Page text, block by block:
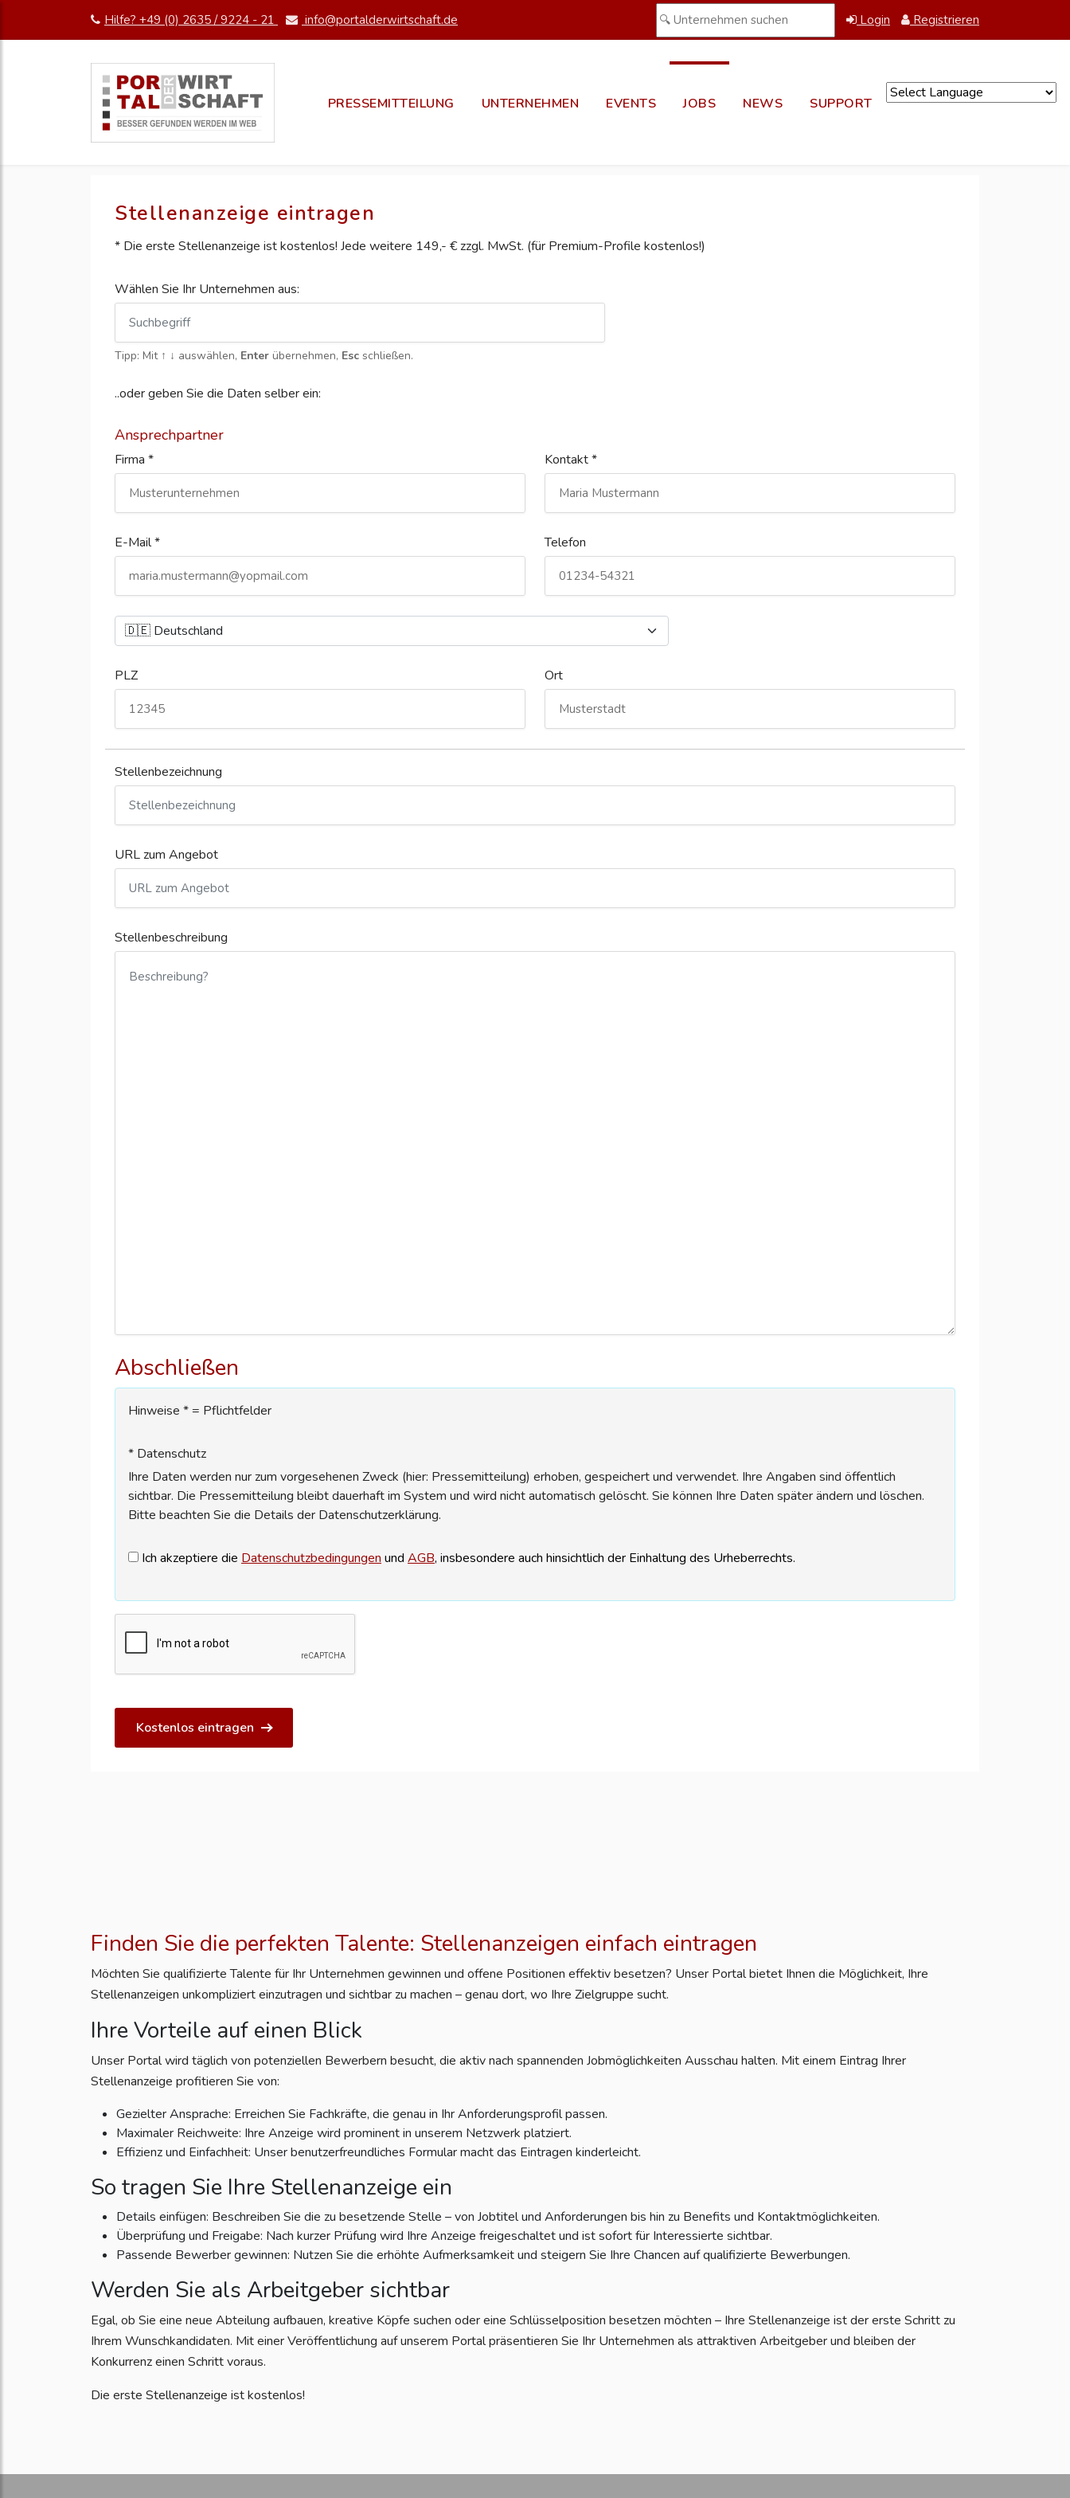
Hilfe? +49 (0) 2635 / 9224 - 21 info@portalderwirtschaft.de Login Registrieren
PRESSEMITTEILUNG UNTERNEHMEN EVENTS JOBS NEWS SUPPORT
Stellenanzeige eintragen
* Die erste Stellenanzeige ist kostenlos! Jede weitere 149,- € zzgl. MwSt. (für Premium-Profile kostenlos!)
Wählen Sie Ihr Unternehmen aus:
Tipp: Mit ↑ ↓ auswählen, Enter übernehmen, Esc schließen.
..oder geben Sie die Daten selber ein:
Ansprechpartner
Firma * Kontakt *
E-Mail * Telefon
PLZ Ort
Stellenbezeichnung
URL zum Angebot
Stellenbeschreibung
Abschließen
Hinweise * = Pflichtfelder
* Datenschutz
Ihre Daten werden nur zum vorgesehenen Zweck (hier: Pressemitteilung) erhoben, gespeichert und verwendet. Ihre Angaben sind öffentlich
sichtbar. Die Pressemitteilung bleibt dauerhaft im System und wird nicht automatisch gelöscht. Sie können Ihre Daten später ändern und löschen.
Bitte beachten Sie die Details der Datenschutzerklärung.
Ich akzeptiere die Datenschutzbedingungen und AGB, insbesondere auch hinsichtlich der Einhaltung des Urheberrechts.
Kostenlos eintragen
Finden Sie die perfekten Talente: Stellenanzeigen einfach eintragen
Möchten Sie qualifizierte Talente für Ihr Unternehmen gewinnen und offene Positionen effektiv besetzen? Unser Portal bietet Ihnen die Möglichkeit, Ihre
Stellenanzeigen unkompliziert einzutragen und sichtbar zu machen – genau dort, wo Ihre Zielgruppe sucht.
Ihre Vorteile auf einen Blick
Unser Portal wird täglich von potenziellen Bewerbern besucht, die aktiv nach spannenden Jobmöglichkeiten Ausschau halten. Mit einem Eintrag Ihrer
Stellenanzeige profitieren Sie von:
Gezielter Ansprache: Erreichen Sie Fachkräfte, die genau in Ihr Anforderungsprofil passen.
Maximaler Reichweite: Ihre Anzeige wird prominent in unserem Netzwerk platziert.
Effizienz und Einfachheit: Unser benutzerfreundliches Formular macht das Eintragen kinderleicht.
So tragen Sie Ihre Stellenanzeige ein
Details einfügen: Beschreiben Sie die zu besetzende Stelle – von Jobtitel und Anforderungen bis hin zu Benefits und Kontaktmöglichkeiten.
Überprüfung und Freigabe: Nach kurzer Prüfung wird Ihre Anzeige freigeschaltet und ist sofort für Interessierte sichtbar.
Passende Bewerber gewinnen: Nutzen Sie die erhöhte Aufmerksamkeit und steigern Sie Ihre Chancen auf qualifizierte Bewerbungen.
Werden Sie als Arbeitgeber sichtbar
Egal, ob Sie eine neue Abteilung aufbauen, kreative Köpfe suchen oder eine Schlüsselposition besetzen möchten – Ihre Stellenanzeige ist der erste Schritt zu
Ihrem Wunschkandidaten. Mit einer Veröffentlichung auf unserem Portal präsentieren Sie Ihr Unternehmen als attraktiven Arbeitgeber und bleiben der
Konkurrenz einen Schritt voraus.
Die erste Stellenanzeige ist kostenlos!